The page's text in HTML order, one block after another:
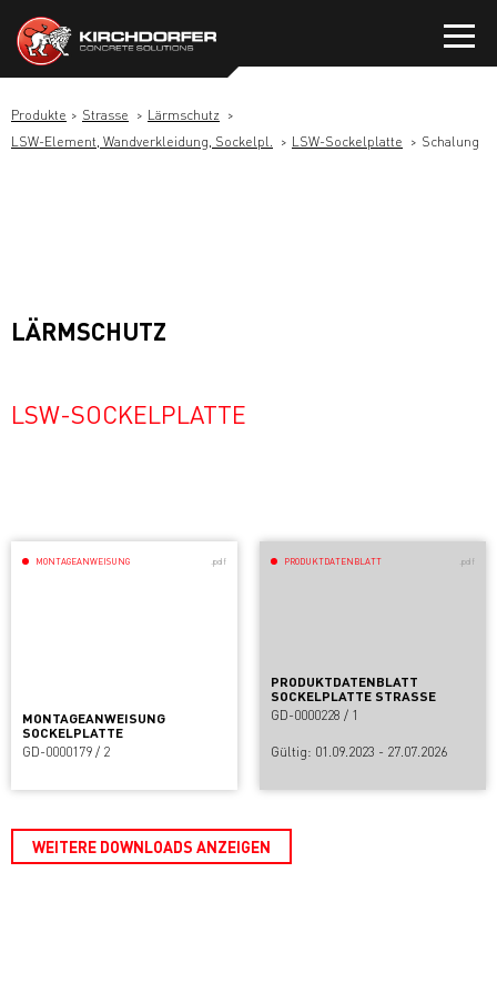
Inhalt
springen
Produkte Strasse
Lärmschutz
LSW-Element, Wandverkleidung, Sockelpl.
LSW-Sockelplatte Schalung
LÄRMSCHUTZ
LSW-SOCKELPLATTE
PRODUKTDATENBLATT .pdf
PRODUKTDATENBLATT
SOCKELPLATTE STRASSE
GD-0000228 / 1
Gültig: 01.09.2023 - 27.07.2026
MONTAGEANWEISUNG .pdf
MONTAGEANWEISUNG
SOCKELPLATTE
GD-0000179 / 2
WEITERE DOWNLOADS ANZEIGEN